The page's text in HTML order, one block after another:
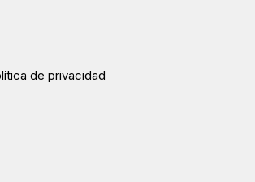
de privacidad